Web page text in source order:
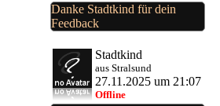
Danke Stadtkind für dein
Feedback
Stadtkind
aus Stralsund
27.11.2025 um 21:07
Offline